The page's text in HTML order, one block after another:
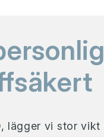
lägger vi stor